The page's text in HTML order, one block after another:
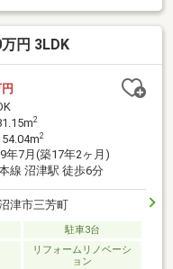
円 3LDK
2
2
年7月(築17年2ヶ月)
線 沼津駅 徒歩6分
津市三芳町
駐車3台
リフォームリノベーシ
ョン